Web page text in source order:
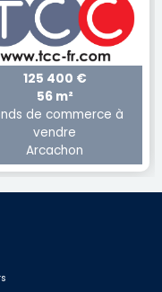
125 400 €
56 m²
de commerce à
vendre
Arcachon